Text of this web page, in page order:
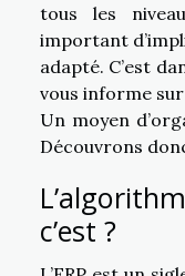
tous les
important
adapté. C’est
vous informe
Un moyen
Découvrons
c’est ?